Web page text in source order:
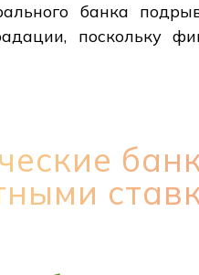
банка
поскольку